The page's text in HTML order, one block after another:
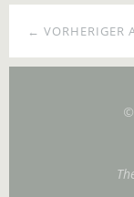
← VORHERIGER